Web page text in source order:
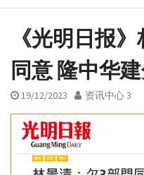
《光明日报
同意 隆中华
19/12/2023 资讯中心 3